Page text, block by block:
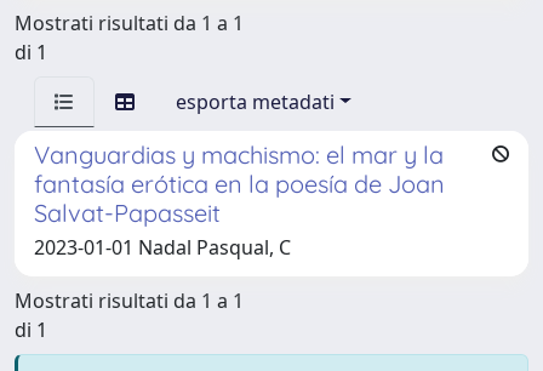
Mostrati risultati da 1 a 1
di 1
esporta metadati
Vanguardias y machismo: el mar y la
fantasía erótica en la poesía de Joan
Salvat-Papasseit
2023-01-01 Nadal Pasqual, C
Mostrati risultati da 1 a 1
di 1